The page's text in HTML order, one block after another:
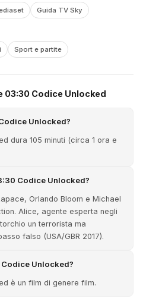
Guida TV Sky
Sport e partite
03:30 Codice Unlocked
Unlocked?
dura 105 minuti (circa 1 ora e
Codice Unlocked?
Orlando Bloom e Michael
Alice, agente esperta negli
un terrorista ma
falso (USA/GBR 2017).
Unlocked?
è un film di genere film.